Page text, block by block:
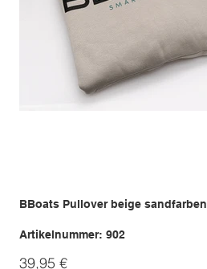
BBoats Pullover beige sandfarben
Artikelnummer: Artikelnummer:
902
902
Preis
39,95 €